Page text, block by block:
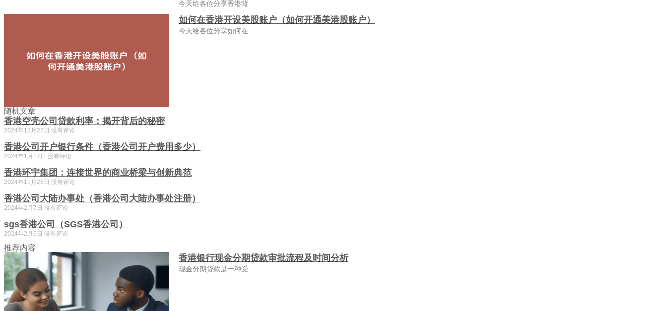
今天给各位分享香港背
如何在香港开设美股账户（如何开通美港股账户）
今天给各位分享如何在
随机文章
香港空壳公司贷款利率：揭开背后的秘密
2024年12月27日 没有评论
香港公司开户银行条件（香港公司开户费用多少）
2024年1月17日 没有评论
香港环宇集团：连接世界的商业桥梁与创新典范
2024年11月25日 没有评论
香港公司大陆办事处（香港公司大陆办事处注册）
2024年2月7日 没有评论
sgs香港公司（SGS香港公司）
2024年2月6日 没有评论
推荐内容
香港银行现金分期贷款审批流程及时间分析
现金分期贷款是一种受